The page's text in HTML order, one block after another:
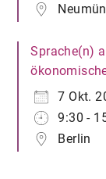
Sprache(n)
7 Okt.
9:30 -
Berlin